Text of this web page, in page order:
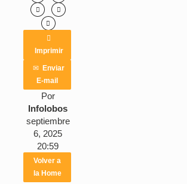




Imprimir
✉ Enviar
E-mail
Por
Infolobos
septiembre
6, 2025
20:59
Volver a
la Home